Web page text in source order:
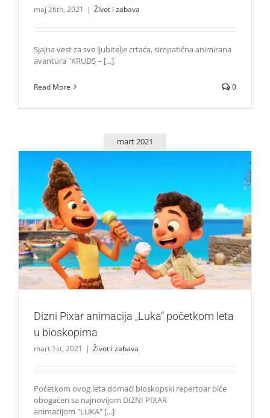
maj 26th, 2021 | Život i zabava
Sjajna vest za sve ljubitelje crtaća, simpatična animirana
avantura "KRUDS – [...]
Read More 0
mart 2021
Dizni Pixar animacija „Luka“ početkom leta u bioskopima
Život i zabava
Dizni Pixar animacija „Luka“ početkom leta
u bioskopima
mart 1st, 2021 | Život i zabava
Početkom ovog leta domaći bioskopski repertoar biće
obogaćen sa najnovijom DIZNI PIXAR
animacijom "LUKA" [...]